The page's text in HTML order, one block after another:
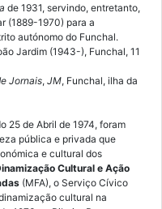
de 1931, servindo, entretanto,
(1889-1970) para a
autónomo do Funchal.
Jardim (1943-), Funchal, 11
Jornais, JM, Funchal, ilha da
25 de Abril de 1974, foram
pública e privada que
e cultural dos
Cultural e Ação
(MFA), o Serviço Cívico
cultural na